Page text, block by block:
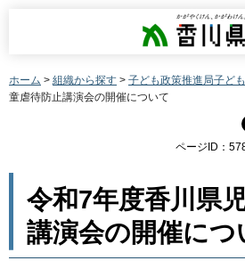
香川県
ホーム > 組織から探す > 子ども政策推進局子ど
童虐待防止講演会の開催について
ページID：
令和7年度香川県
講演会の開催につ